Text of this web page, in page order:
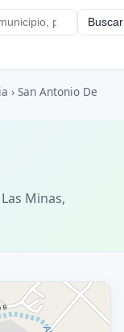
Buscar
› San Antonio De
Minas,